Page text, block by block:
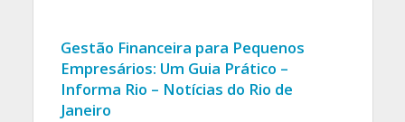
Gestão Financeira para Pequenos
Empresários: Um Guia Prático –
Informa Rio – Notícias do Rio de
Janeiro